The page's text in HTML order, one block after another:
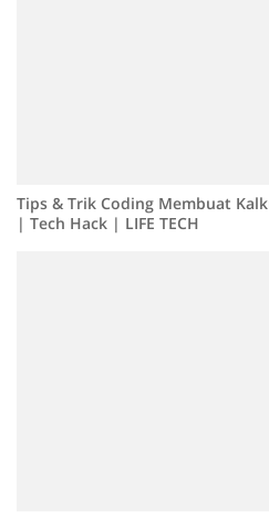
Tips & Trik Coding Membuat
| Tech Hack | LIFE TECH